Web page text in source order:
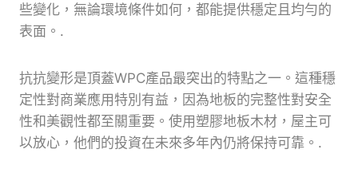
些變化，無論環境條件如何，都能提供穩定且均勻的
表面。.
抗抗變形是頂蓋WPC產品最突出的特點之一。這種穩
定性對商業應用特別有益，因為地板的完整性對安全
性和美觀性都至關重要。使用塑膠地板木材，屋主可
以放心，他們的投資在未來多年內仍將保持可靠。.